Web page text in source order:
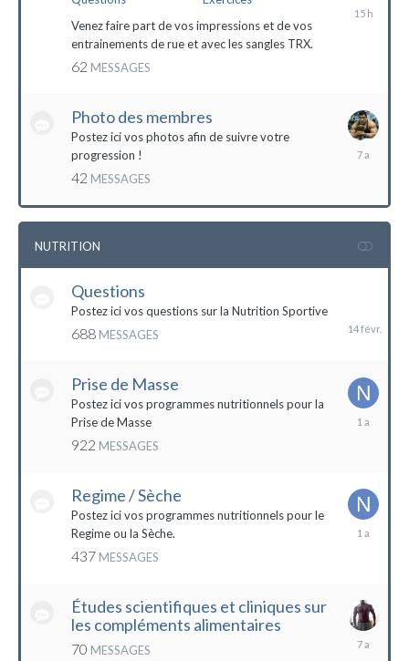
Venez faire part de vos impressions et de vos
entrainements de rue et avec les sangles TRX.
62 MESSAGES
Photo des membres
Postez ici vos photos afin de suivre votre
progression !
42 MESSAGES
18
NUTRITION
Questions
Postez ici vos questions sur la Nutrition Sportive
688 MESSAGES
Prise de Masse
Postez ici vos programmes nutritionnels pour la
Prise de Masse
922 MESSAGES
19
Regime / Sèche
Postez ici vos programmes nutritionnels pour le
Regime ou la Sèche.
437 MESSAGES
18
Études scientifiques et cliniques sur
les compléments alimentaires
70 MESSAGES
18